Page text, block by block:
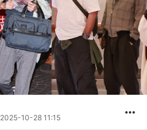
2025-10-28 11:15